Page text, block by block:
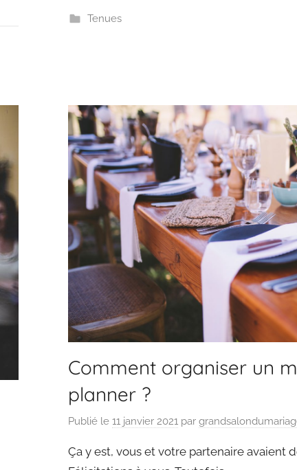
Tenues
Comment organiser un
planner ?
Publié le 11 janvier 2021 par
Ça y est, vous et votre partenaire avaient